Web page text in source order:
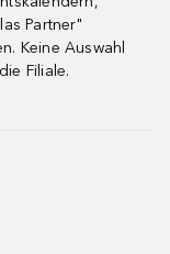
Partner"
Keine Auswahl
Filiale.